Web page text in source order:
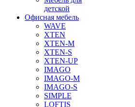
детской
Офисная мебель
WAVE
XTEN
XTEN-M
XTEN-S
XTEN-UP
IMAGO
IMAGO-M
IMAGO-S
SIMPLE
LOFTIS